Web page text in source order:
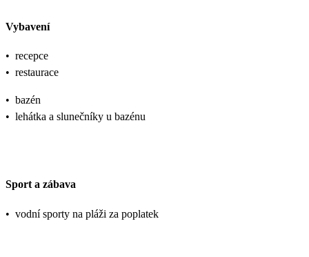
Vybavení
• recepce
• restaurace
• bazén
• lehátka a slunečníky u bazénu
Sport a zábava
• vodní sporty na pláži za poplatek